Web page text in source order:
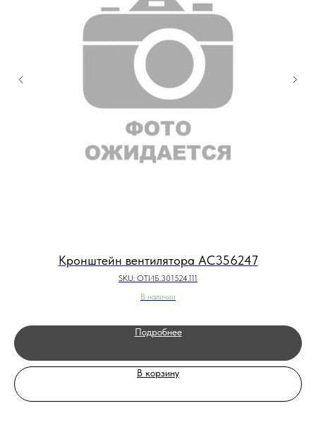
Кронштейн вентилятора AC356247
SKU: ОТИБ.301524.111
В наличии
Подробнее
В корзину